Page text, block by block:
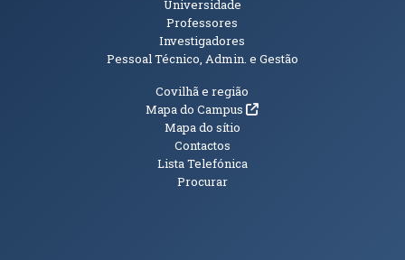
Universidade
Professores
Investigadores
Pessoal Técnico, Admin. e Gestão
Informações Adicionais
Covilhã e região
Mapa do Campus(abre em nova janela)
Mapa do sítio
Contactos
Lista Telefónica
Procurar